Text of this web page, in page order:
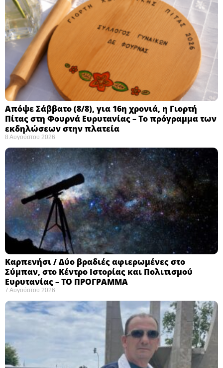
Απόψε Σάββατο (8/8), για 16η χρονιά, η Γιορτή
Πίτας στη Φουρνά Ευρυτανίας – Το πρόγραμμα των
εκδηλώσεων στην πλατεία
8 Αυγούστου 2026
Καρπενήσι / Δύο βραδιές αφιερωμένες στο
Σύμπαν, στο Κέντρο Ιστορίας και Πολιτισμού
Ευρυτανίας – ΤΟ ΠΡΟΓΡΑΜΜΑ
7 Αυγούστου 2026